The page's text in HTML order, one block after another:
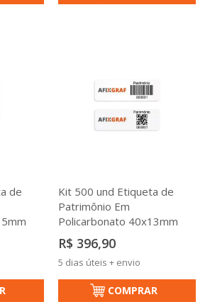
de
Kit 500 und Etiqueta de
Patrimônio Em
Policarbonato 40x13mm
R$ 396,90
5 dias úteis + envio
COMPRAR